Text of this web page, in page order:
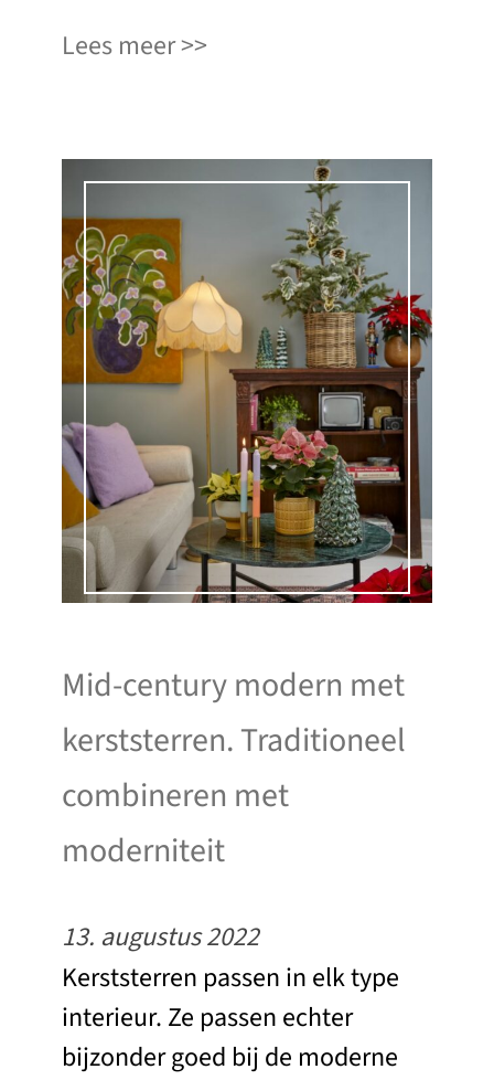
Lees meer
Mid-century modern met
kerststerren. Traditioneel
combineren met
moderniteit
13. augustus 2022
Kerststerren passen in elk type
interieur. Ze passen echter
bijzonder goed bij de moderne